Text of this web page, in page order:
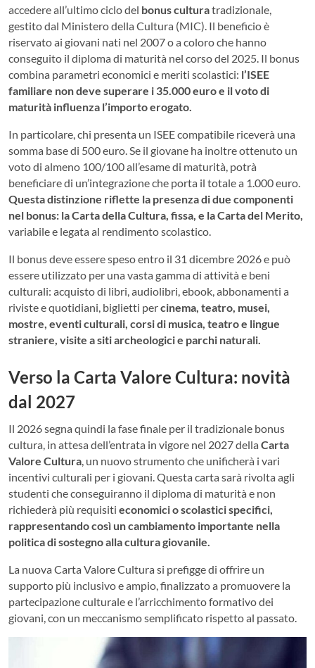
accedere all’ultimo ciclo del bonus culturatradizionale,
gestito dal Ministero della Cultura (MIC). Il beneficio è
riservato ai giovani nati nel 2007 o a coloro che hanno
conseguito il diploma di maturità nel corso del 2025. Il bonus
combina parametri economici e meriti scolastici: l’ISEE
familiare non deve superare i 35.000 euro e il voto di
maturità influenza l’importo erogato.
In particolare, chi presenta un ISEE compatibile riceverà una
somma base di 500 euro. Se il giovane ha inoltre ottenuto un
voto di almeno 100/100 all’esame di maturità, potrà
beneficiare di un’integrazione che porta il totale a 1.000 euro.
Questa distinzione riflette la presenza di due componenti
nel bonus: la Carta della Cultura, fissa, e la Carta del Merito,
variabile e legata al rendimento scolastico.
Il bonus deve essere speso entro il 31 dicembre 2026 e può
essere utilizzato per una vasta gamma di attività e beni
culturali: acquisto di libri, audiolibri, ebook, abbonamenti a
riviste e quotidiani, biglietti percinema, teatro, musei,
mostre, eventi culturali, corsi di musica, teatro e lingue
straniere, visite a siti archeologici e parchi naturali.
Verso la Carta Valore Cultura: novità
dal 2027
Il 2026 segna quindi la fase finale per il tradizionale bonus
cultura, in attesa dell’entrata in vigore nel 2027 della Carta
Valore Cultura, un nuovo strumento che unificherà i vari
incentivi culturali per i giovani. Questa carta sarà rivolta agli
studenti che conseguiranno il diploma di maturità e non
richiederà più requisiti economici o scolastici specifici,
rappresentando così un cambiamento importante nella
politica di sostegno alla cultura giovanile.
La nuova Carta Valore Cultura si prefigge di offrire un
supporto più inclusivo e ampio, finalizzato a promuovere la
partecipazione culturale e l’arricchimento formativo dei
giovani, con un meccanismo semplificato rispetto al passato.